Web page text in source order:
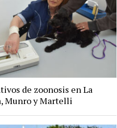
de zoonosis en La
Munro y Martelli